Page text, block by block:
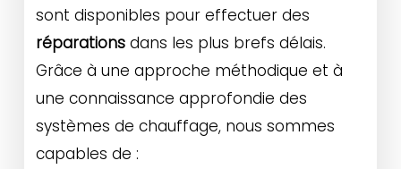
sont disponibles pour effectuer des
réparations dans les plus brefs délais.
Grâce à une approche méthodique et à
une connaissance approfondie des
systèmes de chauffage, nous sommes
capables de :